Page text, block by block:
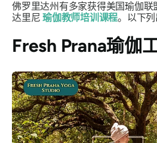
佛罗里达州有多家获得美国瑜伽
达里尼瑜伽教师培训课程。以下
Fresh Prana瑜伽